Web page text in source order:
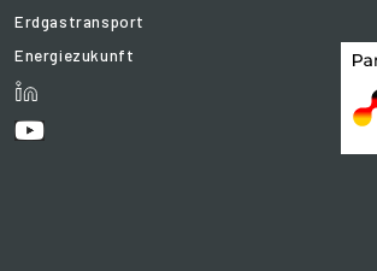
Erdgastransport
Energiezukunft